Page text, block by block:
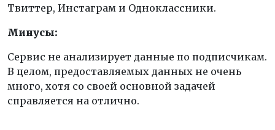
Твиттер, Инстаграм и Одноклассники.
Минусы:
Сервис не анализирует данные по подписчикам.
В целом, предоставляемых данных не очень
много, хотя со своей основной задачей
справляется на отлично.